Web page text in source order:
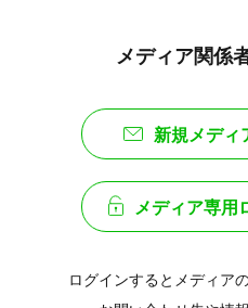
メディア関係
新規メディ
メディア専用
ログインするとメディア